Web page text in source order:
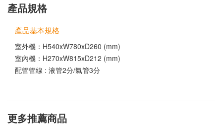
產品規格
產品基本規格
室外機：H540xW780xD260 (mm)
室內機：H270xW815xD212 (mm)
配管管線 : 液管2分/氣管3分
更多推薦商品